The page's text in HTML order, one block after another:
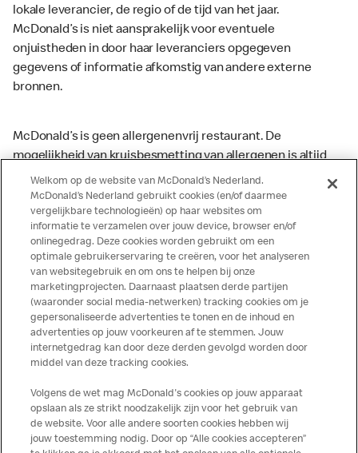
lokale leverancier, de regio of de tijd van het jaar.
McDonald’s is niet aansprakelijk voor eventuele
onjuistheden in door haar leveranciers opgegeven
gegevens of informatie afkomstig van andere externe
bronnen.
McDonald’s is geen allergenenvrij restaurant. De
mogelijkheid van kruisbesmetting van allergenen is altijd
aanwezig. McDonald’s kan zodoende niet garanderen dat
haar producten geen sporen van allergenen bevatten.
McDonald’s aanvaardt daarom geen aansprakelijkheid
indien een gast als gevolg van het binnenkrijgen van (een
spoor van) een allergeen lichamelijke klachten krijgt. Alle
producten kunnen sporen bevatten van dierlijke
ingrediënten. McDonald’s streeft er naar om de
voedingswaarde- en allergeneninformatie altijd up to date
te houden. De verstrekte informatie is alleen van
toepassing op de in Nederland verkochte producten. Voor
meer informatie over voedingswaarden en allergenen kijk
op de McDonald's website of in de McDonald’s App.
Publicatiefouten voorbehouden.
Welkom op de website van McDonald’s Nederland.
McDonald’s Nederland gebruikt cookies (en/of daarmee
vergelijkbare technologieën) op haar websites om
informatie te verzamelen over jouw device, browser en/of
onlinegedrag. Deze cookies worden gebruikt om een
optimale gebruikerservaring te creëren, voor het analyseren
van websitegebruik en om ons te helpen bij onze
marketingprojecten. Daarnaast plaatsen derde partijen
(waaronder social media-netwerken) tracking cookies om je
gepersonaliseerde advertenties te tonen en de inhoud en
advertenties op jouw voorkeuren af te stemmen. Jouw
internetgedrag kan door deze derden gevolgd worden door
middel van deze tracking cookies.
Volgens de wet mag McDonald's cookies op jouw apparaat
opslaan als ze strikt noodzakelijk zijn voor het gebruik van
de website. Voor alle andere soorten cookies hebben wij
jouw toestemming nodig. Door op “Alle cookies accepteren”